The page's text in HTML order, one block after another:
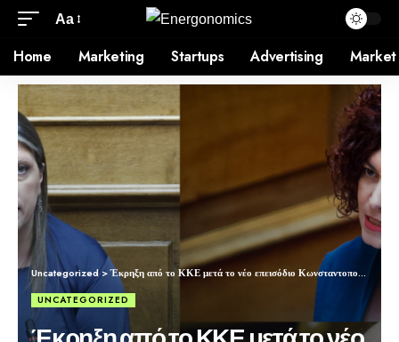
Aa
Home Marketing Startups Advertising Market
Uncategorized>Έκρηξη από το ΚΚΕ μετά το νέο επεισόδιο Κωνσταντοπούλου-Φλωρίδη στη Βουλή- «Είσαι τόσο ξεφτιλισμένη;»
UNCATEGORIZED